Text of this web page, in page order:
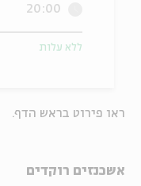
ראו פירוט בראש הדף.
אשכנזים רוקדים
20:00
ללא עלות